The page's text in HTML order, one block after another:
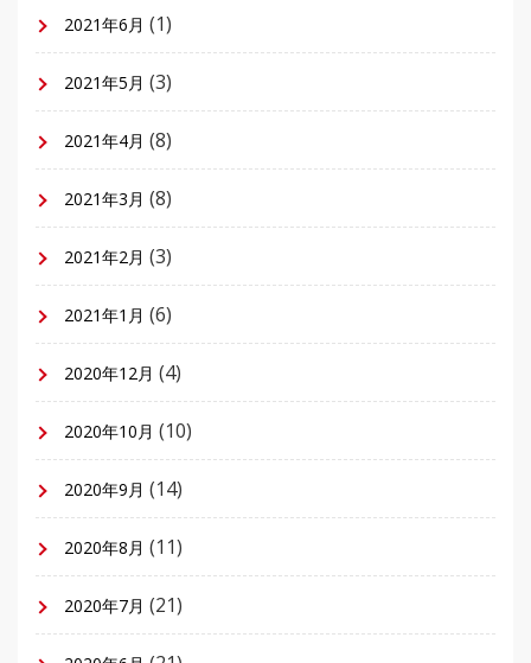
2021年6月 (1)
2021年5月 (3)
2021年4月 (8)
2021年3月 (8)
2021年2月 (3)
2021年1月 (6)
2020年12月 (4)
2020年10月 (10)
2020年9月 (14)
2020年8月 (11)
2020年7月 (21)